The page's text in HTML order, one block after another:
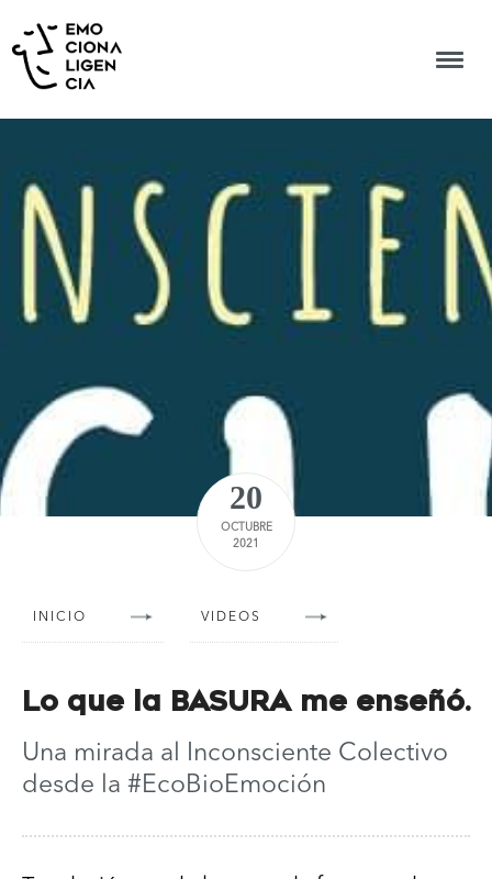
20
OCTUBRE
2021
INICIO VIDEOS
Lo que la BASURA me enseñó.
Una mirada al Inconsciente Colectivo
desde la #EcoBioEmoción